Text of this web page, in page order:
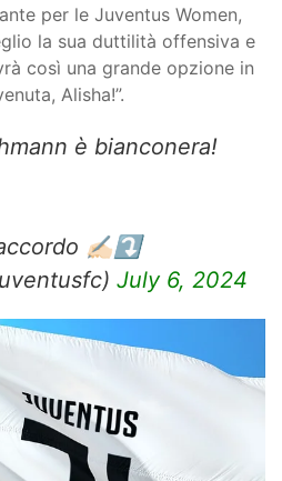
per le Juventus Women,
la sua duttilità offensiva e
così una grande opzione in
Alisha!”.
è bianconera!
✍🏻⤵️
July 6, 2024